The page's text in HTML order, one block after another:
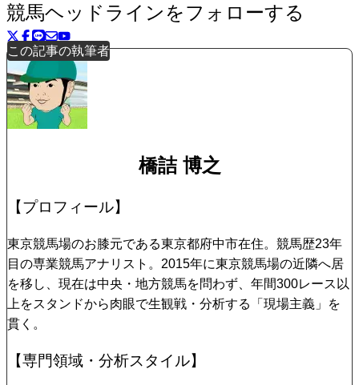
競馬ヘッドラインをフォローする
この記事の執筆者
橋詰 博之
【プロフィール】
東京競馬場のお膝元である東京都府中市在住。競馬歴23年
目の専業競馬アナリスト。2015年に東京競馬場の近隣へ居
を移し、現在は中央・地方競馬を問わず、年間300レース以
上をスタンドから肉眼で生観戦・分析する「現場主義」を
貫く。
【専門領域・分析スタイル】